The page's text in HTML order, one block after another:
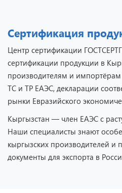
Отзыв от
кафе "Весна".
Сертификация
Центр сертификации
сертификации продукции в
производителям и импортёрам
ТС и ТР ЕАЭС, декларации
рынки Евразийского
Кыргызстан — член ЕАЭС с
Наши специалисты знают
кыргызских производителей и
документы для экспорта в